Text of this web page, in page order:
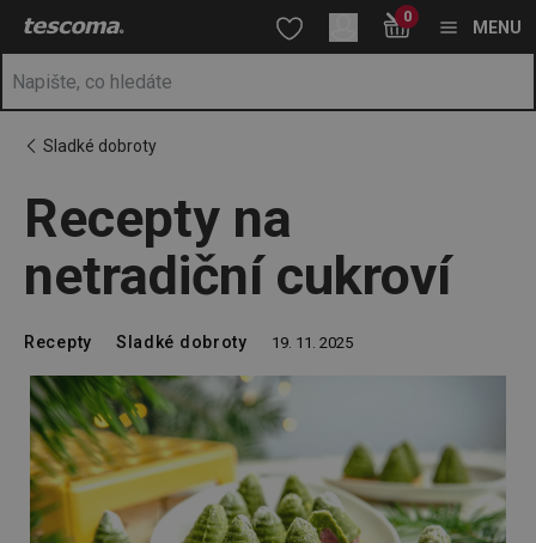
Nacházíte se na stránce Recepty na netradiční cukroví
Přejít na hlavní obsah
Přejít na vyhledávání
Přejít na navigaci 0
MENU
Sladké dobroty
Recepty na
netradiční cukroví
Recepty Sladké dobroty 19. 11. 2025